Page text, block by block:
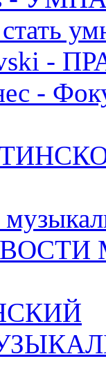
-
-